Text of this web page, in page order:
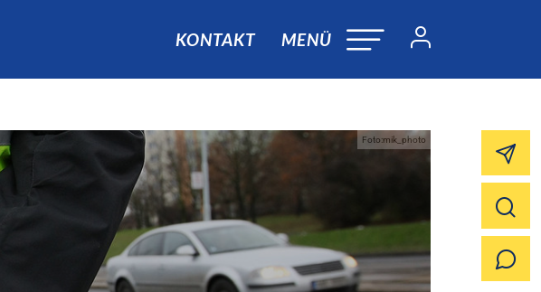
KONTAKT MENÜ
Foto:mik_photo